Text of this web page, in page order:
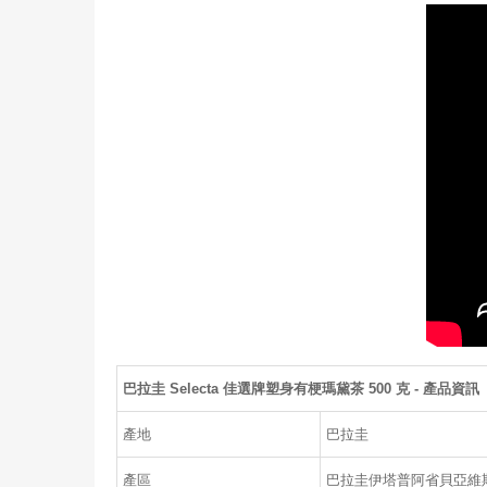
巴拉圭 Selecta 佳選牌塑身有梗瑪黛茶 500 克 - 產品資訊
產地 巴拉圭
產區 巴拉圭伊塔普阿省貝亞維